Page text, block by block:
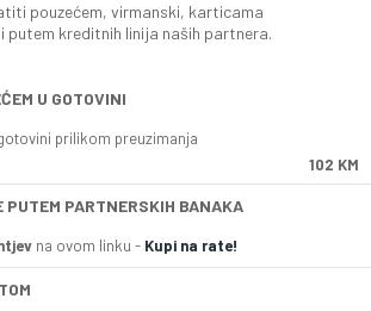
pouzećem, virmanski, karticama
putem kreditnih linija naših partnera.
U GOTOVINI
prilikom preuzimanja
102 KM
PARTNERSKIH BANAKA
na ovom linku - Kupi na rate!